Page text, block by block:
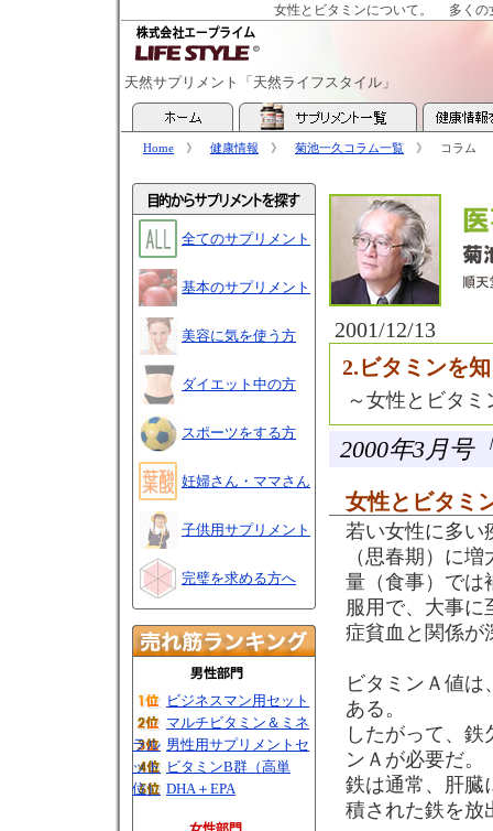
女性とビタミンについて。 多くの
天然サプリメント「天然ライフスタイル」
Home 》 健康情報 》 菊池一久コラム一覧 》 コラム
2001/12/13
2.ビタミンを
～女性とビタミ
2000年3月号
女性とビタミ
若い女性に多い
（思春期）に
量（食事）では
服用で、大事に
症貧血と関係が
ビタミンＡ値
ある。
したがって、
ンＡが必要だ。
鉄は通常、肝臓
積された鉄を放
全てのサプリメント
基本のサプリメント
美容に気を使う方
ダイエット中の方
スポーツをする方
妊婦さん・ママさん
子供用サプリメント
完璧を求める方へ
ビジネスマン用セット
マルチビタミン＆ミネ
ラル 男性用サプリメントセ
ット ビタミンB群（高単
位） DHA＋EPA